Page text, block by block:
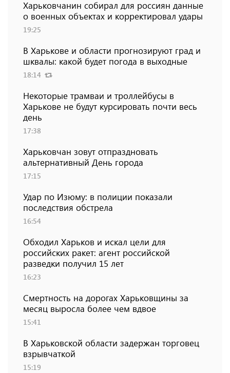
Харьковчанин собирал для россиян данные
о военных объектах и ​​корректировал удары
19:25
В Харькове и области прогнозируют град и
шквалы: какой будет погода в выходные
18:14
Некоторые трамваи и троллейбусы в
Харькове не будут курсировать почти весь
день
17:38
Харьковчан зовут отпраздновать
альтернативный День города
17:15
Удар по Изюму: в полиции показали
последствия обстрела
16:54
Обходил Харьков и искал цели для
российских ракет: агент российской
разведки получил 15 лет
16:23
Смертность на дорогах Харьковщины за
месяц выросла более чем вдвое
15:41
В Харьковской области задержан торговец
взрывчаткой
15:19